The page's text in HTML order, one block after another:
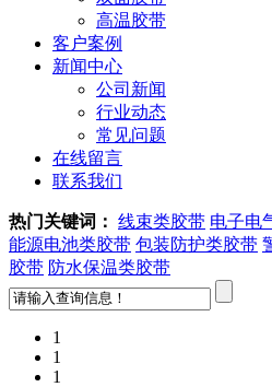
高温胶带
客户案例
新闻中心
公司新闻
行业动态
常见问题
在线留言
联系我们
热门关键词： 线束类胶带 电子电
能源电池类胶带 包装防护类胶带
胶带 防水保温类胶带
1
1
1